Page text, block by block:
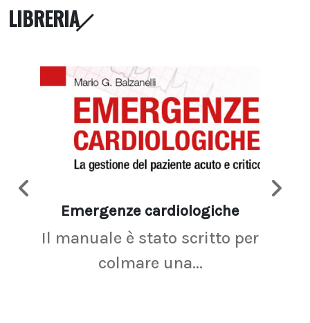
LIBRERIA
Emergenze cardiologiche
Il manuale è stato scritto per
colmare una...